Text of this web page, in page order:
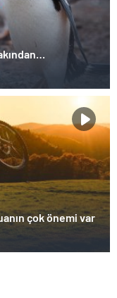
çok önemi var